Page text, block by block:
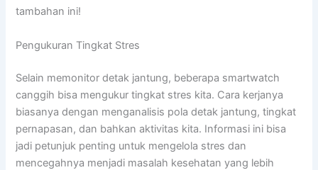
tambahan ini!
Pengukuran Tingkat Stres
Selain memonitor detak jantung, beberapa smartwatch
canggih bisa mengukur tingkat stres kita. Cara kerjanya
biasanya dengan menganalisis pola detak jantung, tingkat
pernapasan, dan bahkan aktivitas kita. Informasi ini bisa
jadi petunjuk penting untuk mengelola stres dan
mencegahnya menjadi masalah kesehatan yang lebih